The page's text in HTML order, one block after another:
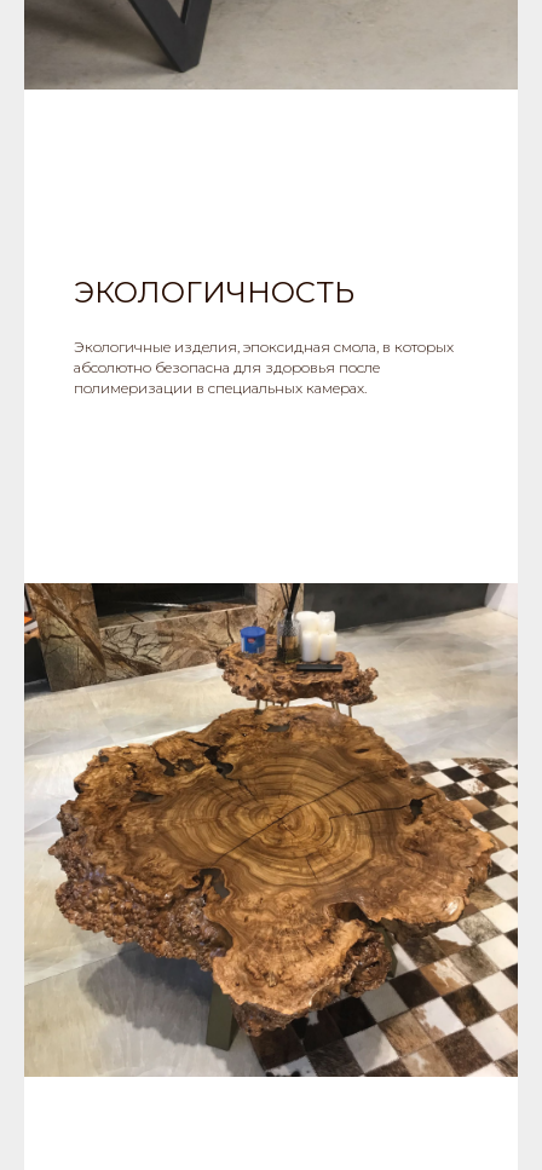
ЭКОЛОГИЧНОСТЬ
Экологичные изделия, эпоксидная смола, в которых
абсолютно безопасна для здоровья после
полимеризации в специальных камерах.